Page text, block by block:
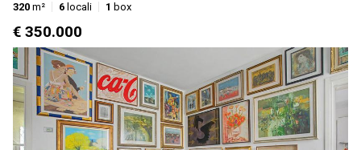
320 m² 6 locali 1 box
€ 350.000